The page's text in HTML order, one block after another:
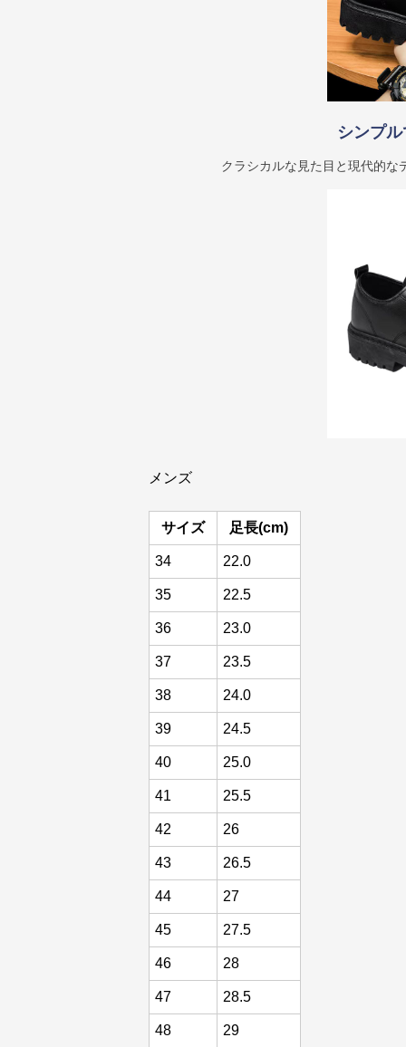
シンプ
クラシカルな見た目と現代的な
メンズ
サイズ 足長(cm)
34 22.0
35 22.5
36 23.0
37 23.5
38 24.0
39 24.5
40 25.0
41 25.5
42 26
43 26.5
44 27
45 27.5
46 28
47 28.5
48 29